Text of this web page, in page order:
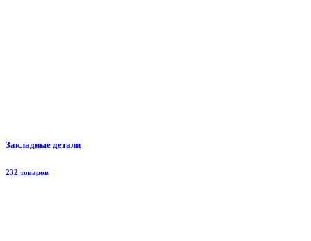
Закладные детали
232 товаров